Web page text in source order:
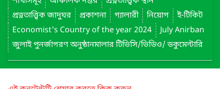
প্রত্নতাত্ত্বিক জাদুঘর
প্রকাশনা গ্যালারী নিয়োগ
ই-টিকিট
Economist's Country of the year 2024
July Anirban
জুলাই পুনর্জাগরণ অনুষ্ঠানমালার টিভিসি/ভিডিও/ ডকুমেন্টারি